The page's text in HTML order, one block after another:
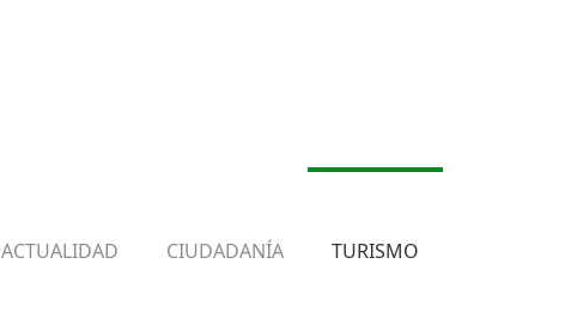
ACTUALIDAD CIUDADANÍA TURISMO